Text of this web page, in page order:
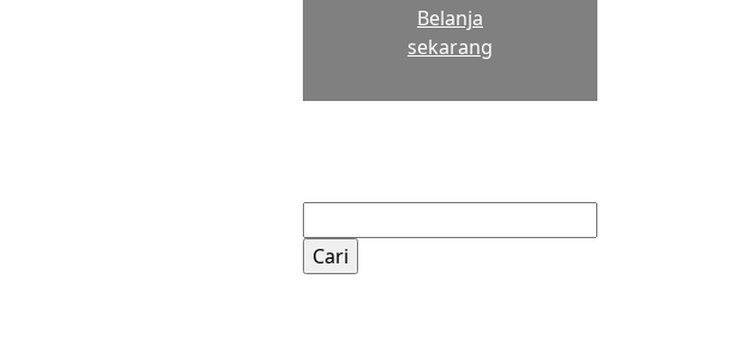
Belanja
sekarang
untuk: